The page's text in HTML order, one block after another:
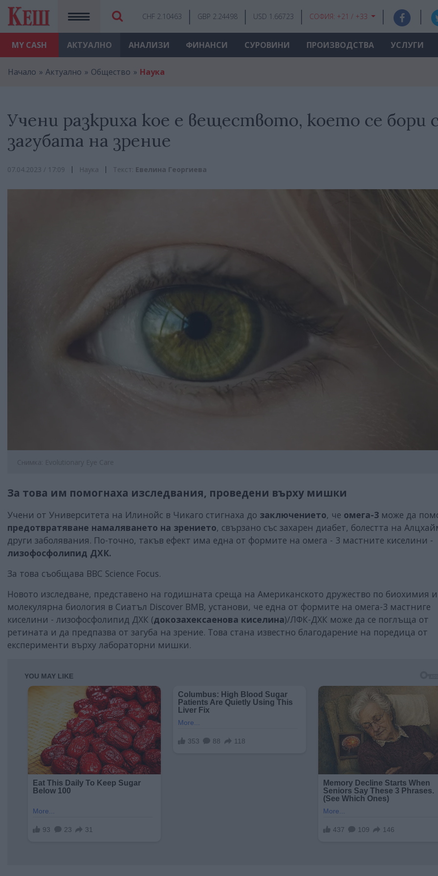
MY CASH
CHF 2.10463 GBP 2.24498 USD 1.66723 СОФИЯ: +21 / +33
АКТУАЛНО АНАЛИЗИ ФИНАНСИ СУРОВИНИ ПРОИЗВОДСТВА УСЛУГИ
Начало Актуално Общество Наука
Учени разкриха кое е веществото, което се бори
загубата на зрение
07.04.2023 / 17:09 Наука Текст: Евелина Георгиева
Снимка: Evolutionary Eye Care
За това им помогнаха изследвания, проведени върху мишки
Учени от Университета на Илинойс в Чикаго стигнаха до заключението, че омега-3 може да
предотвратяване намаляването на зрението, свързано със захарен диабет, болестта на
други заболявания. По-точно, такъв ефект има една от формите на омега - 3 мастните киселини -
лизофосфолипид ДХК.
За това съобщава BBC Science Focus.
Новото изследване, представено на годишната среща на Американското дружество по биохимия и
молекулярна биология в Сиатъл Discover BMB, установи, че една от формите на омега-3 мастниге
киселини - лизофосфолипид ДХК (докозахексаенова киселина)/ЛФК-ДХК може да се поглъща от
ретината и да предпазва от загуба на зрение. Това стана известно благодарение на поредица от
експерименти върху лабораторни мишки.